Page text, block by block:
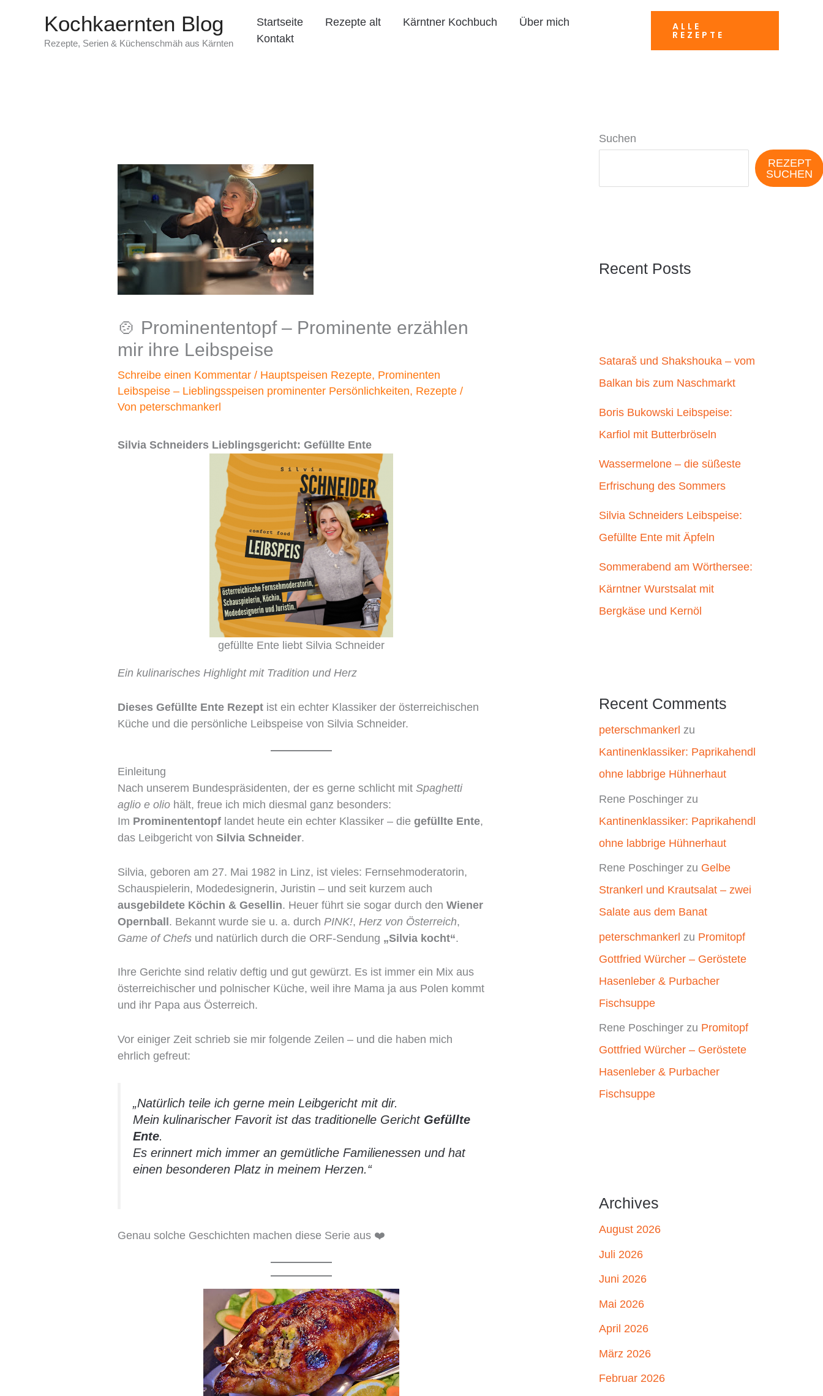
Kochkaernten Blog
Rezepte, Serien & Küchenschmäh aus Kärnten
Startseite Rezepte alt Kärntner Kochbuch
Über mich
Kontakt
ALLE
REZEPTE
🍲 Prominententopf – Prominente erzählen
mir ihre Leibspeise
Schreibe einen Kommentar / Hauptspeisen Rezepte, Prominenten
Leibspeise – Lieblingsspeisen prominenter Persönlichkeiten, Rezepte /
Von peterschmankerl
Silvia Schneiders Lieblingsgericht: Gefüllte Ente
gefüllte Ente liebt Silvia Schneider
Ein kulinarisches Highlight mit Tradition und Herz
Dieses Gefüllte Ente Rezept ist ein echter Klassiker der österreichischen
Küche und die persönliche Leibspeise von Silvia Schneider.
Einleitung
Nach unserem Bundespräsidenten, der es gerne schlicht mitSpaghetti
aglio e olio hält, freue ich mich diesmal ganz besonders:
Im Prominententopf landet heute ein echter Klassiker – diegefüllte Ente,
das Leibgericht vonSilvia Schneider.
Silvia, geboren am 27. Mai 1982 in Linz, ist vieles: Fernsehmoderatorin,
Schauspielerin, Modedesignerin, Juristin – und seit kurzem auch
ausgebildete Köchin & Gesellin. Heuer führt sie sogar durch denWiener
Opernball. Bekannt wurde sie u. a. durch PINK!, Herz von Österreich,
Game of Chefs und natürlich durch die ORF-Sendung „Silvia kocht“.
Ihre Gerichte sind relativ deftig und gut gewürzt. Es ist immer ein Mix aus
österreichischer und polnischer Küche, weil ihre Mama ja aus Polen kommt
und ihr Papa aus Österreich.
Vor einiger Zeit schrieb sie mir folgende Zeilen – und die haben mich
ehrlich gefreut:
„Natürlich teile ich gerne mein Leibgericht mit dir.
Mein kulinarischer Favorit ist das traditionelle Gericht Gefüllte
Ente.
Es erinnert mich immer an gemütliche Familienessen und hat
einen besonderen Platz in meinem Herzen.“
Genau solche Geschichten machen diese Serie aus ❤️
Suchen
REZEPT
SUCHEN
Recent Posts
Sataraš und Shakshouka – vom
Balkan bis zum Naschmarkt
Boris Bukowski Leibspeise:
Karfiol mit Butterbröseln
Wassermelone – die süßeste
Erfrischung des Sommers
Silvia Schneiders Leibspeise:
Gefüllte Ente mit Äpfeln
Sommerabend am Wörthersee:
Kärntner Wurstsalat mit
Bergkäse und Kernöl
Recent Comments
peterschmankerl zu
Kantinenklassiker: Paprikahendl
ohne labbrige Hühnerhaut
Rene Poschinger zu
Kantinenklassiker: Paprikahendl
ohne labbrige Hühnerhaut
Rene Poschinger zu Gelbe
Strankerl und Krautsalat – zwei
Salate aus dem Banat
peterschmankerl zu Promitopf
Gottfried Würcher – Geröstete
Hasenleber & Purbacher
Fischsuppe
Rene Poschinger zu Promitopf
Gottfried Würcher – Geröstete
Hasenleber & Purbacher
Fischsuppe
Archives
August 2026
Juli 2026
Juni 2026
Mai 2026
April 2026
März 2026
Februar 2026